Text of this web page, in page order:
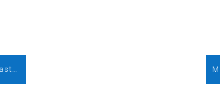
La energía eólica necesita un calendario de subastas para alcanzarálos 40.000 MW. Entrevista a Rocío Sicre, presidenta de AEE